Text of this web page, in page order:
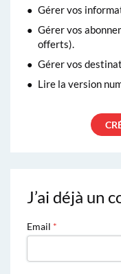
J’ai déjà un
Email
Gérer vos
Gérer vos
offerts).
Gérer vos
Lire la version